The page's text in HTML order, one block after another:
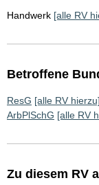
Handwerk [alle RV
Betroffene
ResG [alle RV hierzu]
ArbPlSchG [alle RV
Zu diesem RV